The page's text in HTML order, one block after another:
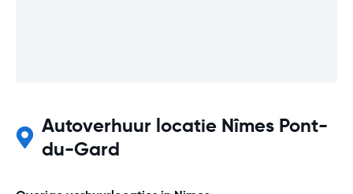
Autoverhuur locatie Nîmes Pont-
du-Gard